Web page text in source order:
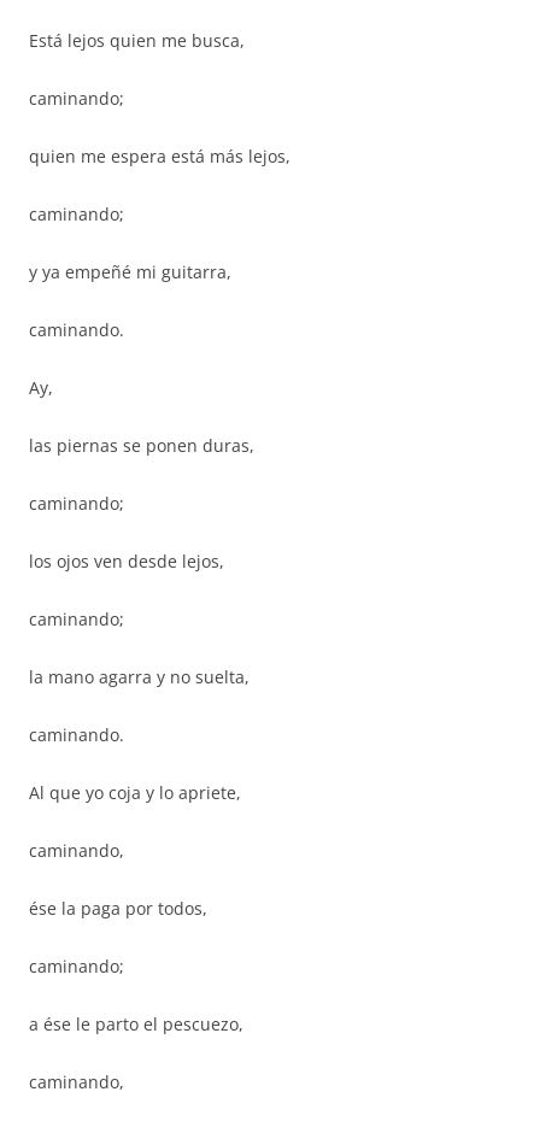
Está lejos quien me busca,
caminando;
quien me espera está más lejos,
caminando;
y ya empeñé mi guitarra,
caminando.
Ay,
las piernas se ponen duras,
caminando;
los ojos ven desde lejos,
caminando;
la mano agarra y no suelta,
caminando.
Al que yo coja y lo apriete,
caminando,
ése la paga por todos,
caminando;
a ése le parto el pescuezo,
caminando,